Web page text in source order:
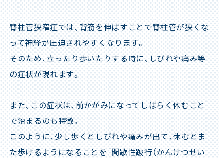
脊柱管狭窄症では、背筋を伸ばすことで脊柱管が狭くな
って神経が圧迫されやすくなります。
そのため、立ったり歩いたりする時に、しびれや痛み等
の症状が現れます。
また、この症状は、前かがみになってしばらく休むこと
で治まるのも特徴。
このように、少し歩くとしびれや痛みが出て、休むとま
た歩けるようになることを「間歇性跛行（かんけつせい